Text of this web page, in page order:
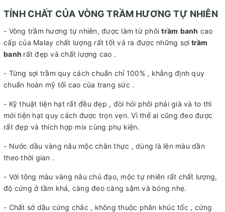
TÍNH CHẤT CỦA VÒNG TRẦM HƯƠNG TỰ NHIÊN
- Vòng trầm hương tự nhiên, được làm từ phôitrầm banh cao
cấp của Malay chất lượng rất tốt và ra được những sợi trầm
banh rất đẹp và chất lượng cao .
- Từng sợi trầm quy cách chuẩn chỉ 100% , khẳng định quy
chuẩn hoàn mỹ tối cao của trang sức .
- Kỹ thuật tiện hạt rất đều đẹp , đòi hỏi phôi phải già và to thì
mới tiện hạt quy cách được trọn vẹn. Vì thế ai cũng đeo được
rất đẹp và thích hợp mix cùng phụ kiện.
- Nước dầu vàng nâu mộc chân thực , dùng là lên màu dần
theo thời gian .
- Với tông màu vàng nâu chủ đạo, mộc tự nhiên rất chất lượng,
độ cứng ở tầm khá, càng đeo càng sậm và bóng nhẹ.
- Chất sớ dầu cứng chắc , không thuộc phân khúc tốc , cứng